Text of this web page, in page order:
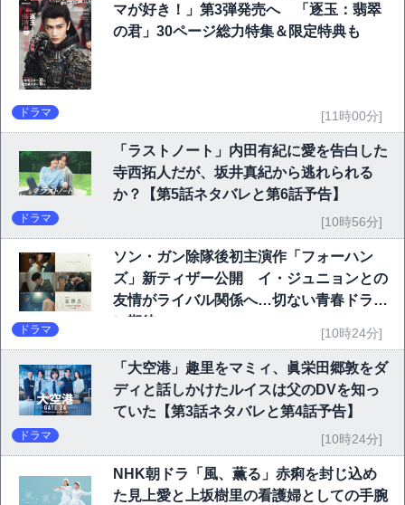
マが好き！」第3弾発売へ 「逐玉：翡翠
の君」30ページ総力特集＆限定特典も
ドラマ [11時00分]
「ラストノート」内田有紀に愛を告白した
寺西拓人だが、坂井真紀から逃れられる
か？【第5話ネタバレと第6話予告】
ドラマ [10時56分]
ソン・ガン除隊後初主演作「フォーハン
ズ」新ティザー公開 イ・ジュニョンとの
友情がライバル関係へ…切ない青春ドラマ
に期待
ドラマ [10時24分]
「大空港」趣里をマミィ、眞栄田郷敦をダ
ディと話しかけたルイスは父のDVを知っ
ていた【第3話ネタバレと第4話予告】
ドラマ [10時24分]
NHK朝ドラ「風、薫る」赤痢を封じ込め
た見上愛と上坂樹里の看護婦としての手腕